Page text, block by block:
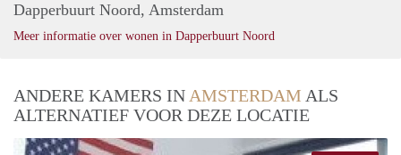
Dapperbuurt Noord, Amsterdam
Meer informatie over wonen in Dapperbuurt Noord
ANDERE KAMERS IN AMSTERDAM ALS
ALTERNATIEF VOOR DEZE LOCATIE